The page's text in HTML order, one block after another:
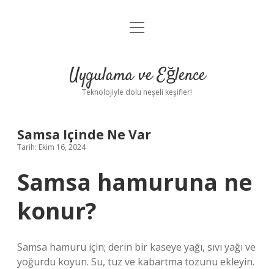
Anasayfa
Yasal Uyarı
menüyü
Uygulama ve Eğlence
Teknolojiyle dolu neşeli keşifler!
Samsa Içinde Ne Var
Tarih: Ekim 16, 2024
Samsa hamuruna ne
konur?
Samsa hamuru için; derin bir kaseye yağı, sıvı yağı ve
yoğurdu koyun. Su, tuz ve kabartma tozunu ekleyin.